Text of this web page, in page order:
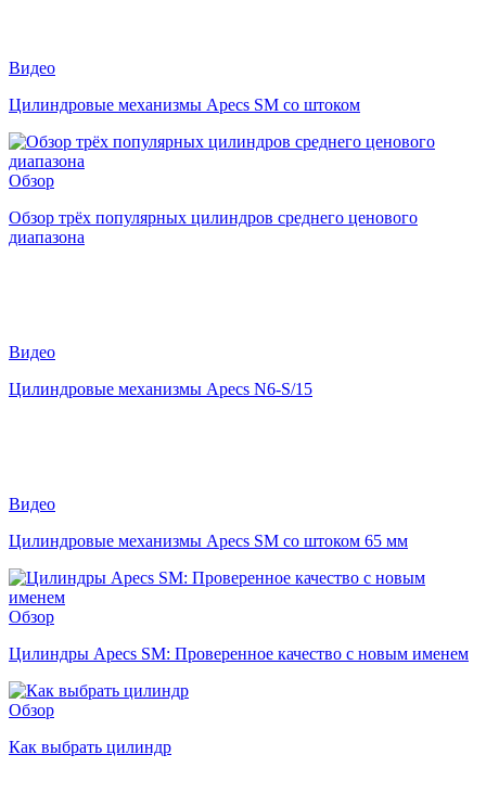
Видео
Цилиндровые механизмы Apecs SM со штоком
Обзор
Обзор трёх популярных цилиндров среднего ценового
диапазона
Видео
Цилиндровые механизмы Apecs N6-S/15
Видео
Цилиндровые механизмы Apecs SM со штоком 65 мм
Обзор
Цилиндры Apecs SM: Проверенное качество с новым именем
Обзор
Как выбрать цилиндр